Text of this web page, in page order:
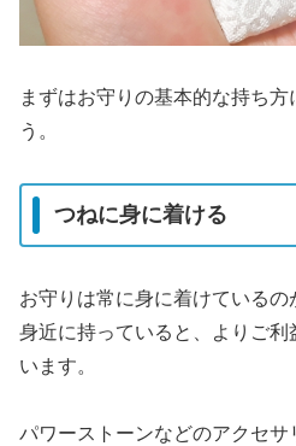
まずはお守りの基本的な持ち
う。
つねに身に着ける
お守りは常に身に着けているの
身近に持っていると、よりご
います。
パワーストーンなどのアクセサ